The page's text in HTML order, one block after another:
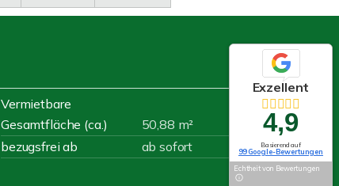
Vermietbare
Gesamtfläche (ca.)
50,88 m²
bezugsfrei ab ab sofort
Exzellent
4,9
Basierend auf
99 Google-Bewertungen
Echtheit von Bewertungen